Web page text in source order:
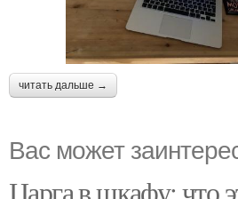
читать дальше →
Вас может